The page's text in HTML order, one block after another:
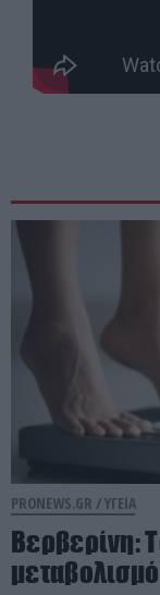
PRONEWS.GR /ΥΓΕΙΑ
Βερβερίνη: